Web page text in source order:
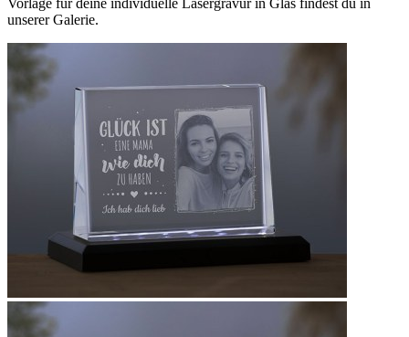
Vorlage für deine individuelle Lasergravur in Glas findest du in
unserer Galerie.